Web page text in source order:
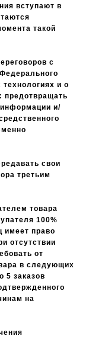
вступают в
такой
с
и о
предотвращать
информации и/
свои
третьим
товара
100%
имеет право
отсутствии
от
в следующих
5 заказов
на